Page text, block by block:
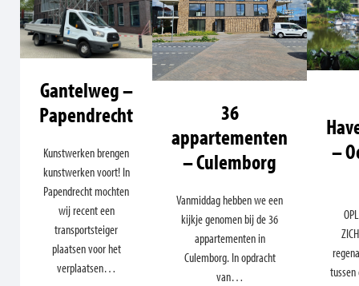
Gantelweg –
Papendrecht
Kunstwerken brengen
kunstwerken voort! In
Papendrecht mochten
wij recent een
transportsteiger
plaatsen voor het
verplaatsen…
36
appartementen
– Culemborg
Vanmiddag hebben we een
kijkje genomen bij de 36
appartementen in
Culemborg. In opdracht
van…
–